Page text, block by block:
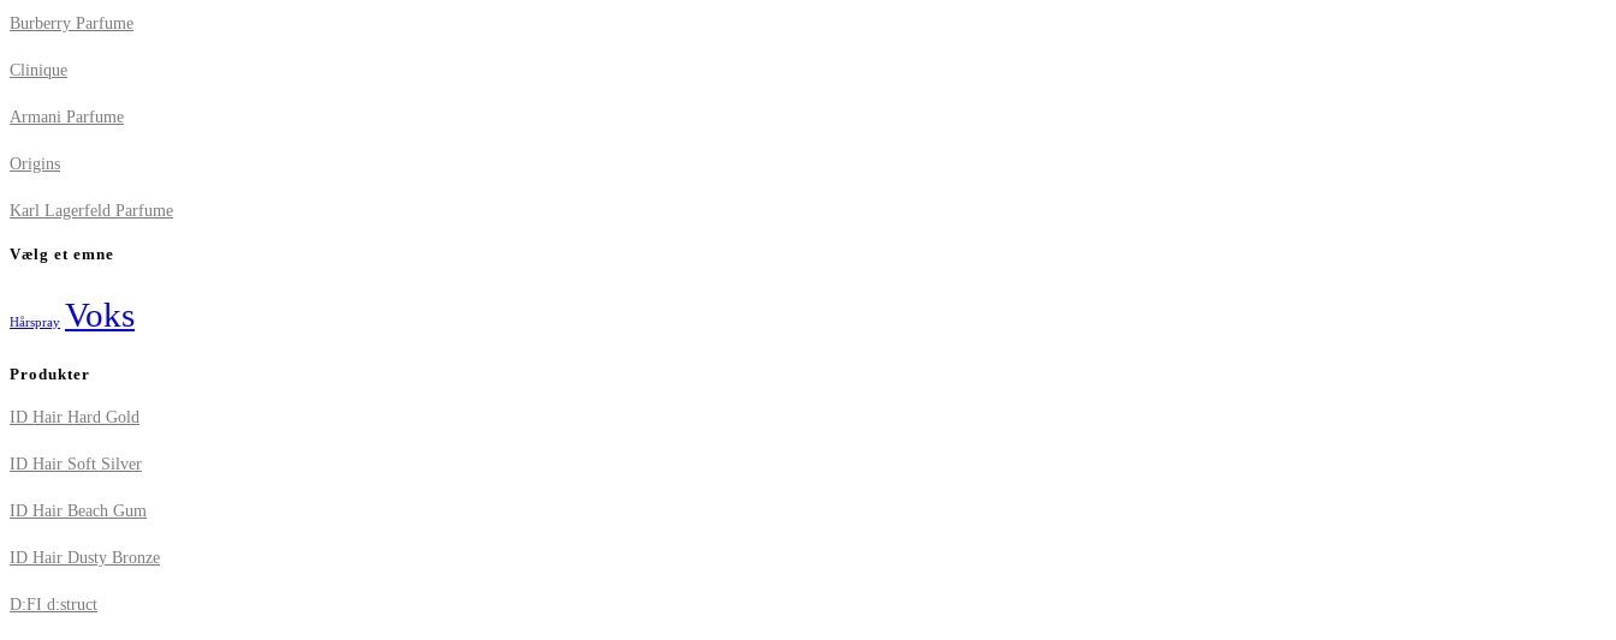
Burberry Parfume
Clinique
Armani Parfume
Origins
Karl Lagerfeld Parfume
Vælg et emne
Hårspray Voks
Produkter
ID Hair Hard Gold
ID Hair Soft Silver
ID Hair Beach Gum
ID Hair Dusty Bronze
D:FI d:struct